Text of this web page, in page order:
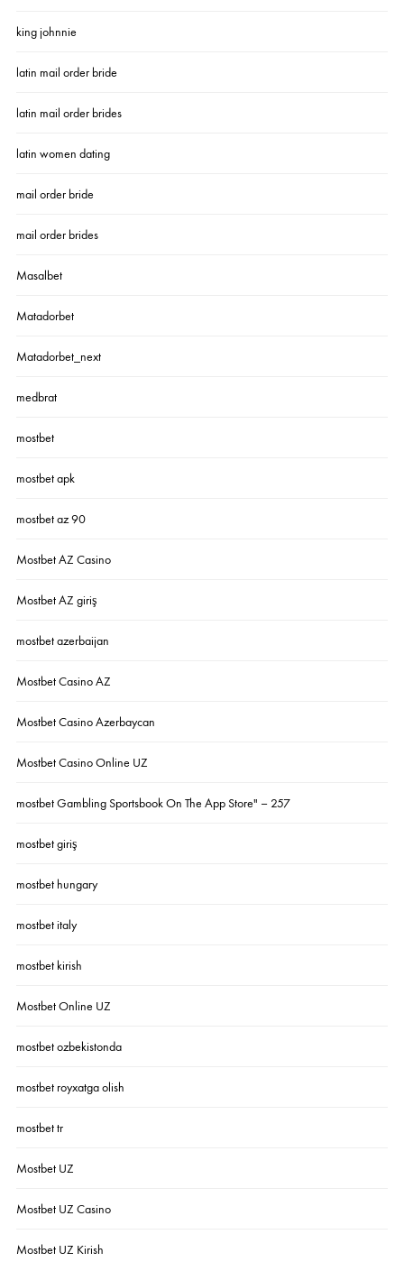
king johnnie
latin mail order bride
latin mail order brides
latin women dating
mail order bride
mail order brides
Masalbet
Matadorbet
Matadorbet_next
medbrat
mostbet
mostbet apk
mostbet az 90
Mostbet AZ Casino
Mostbet AZ giriş
mostbet azerbaijan
Mostbet Casino AZ
Mostbet Casino Azerbaycan
Mostbet Casino Online UZ
‎mostbet Gambling Sportsbook On The App Store" – 257
mostbet giriş
mostbet hungary
mostbet italy
mostbet kirish
Mostbet Online UZ
mostbet ozbekistonda
mostbet royxatga olish
mostbet tr
Mostbet UZ
Mostbet UZ Casino
Mostbet UZ Kirish